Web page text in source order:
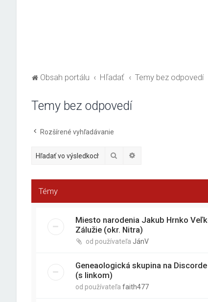
Obsah portálu Hľadať Temy bez odpovedí
Temy bez odpovedí
Rozšírené vyhľadávanie
Hľadať
Témy
Miesto narodenia Jakub Hrnko
Zálužie (okr. Nitra)
od používateľa JánV
Geneaologická skupina na Discorde
(s linkom)
od používateľa faith477